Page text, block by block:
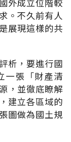
。不久前有人
展現這樣的共
析，要進行國
一張「財產清
，並徹底瞭解
建立各區域的
圖做為國土規